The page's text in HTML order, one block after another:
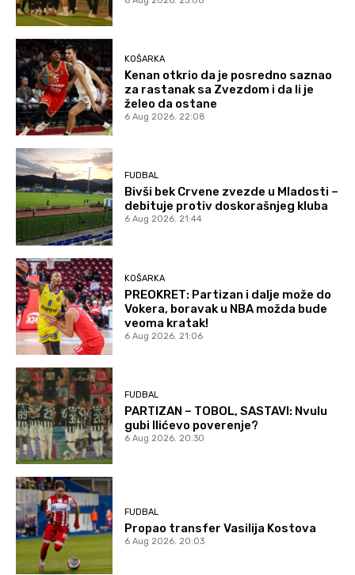
KOŠARKA
Kenan otkrio da je posredno saznao
za rastanak sa Zvezdom i da li je
želeo da ostane
6 Aug 2026. 22:08
FUDBAL
Bivši bek Crvene zvezde u Mladosti –
debituje protiv doskorašnjeg kluba
6 Aug 2026. 21:44
KOŠARKA
PREOKRET: Partizan i dalje može do
Vokera, boravak u NBA možda bude
veoma kratak!
6 Aug 2026. 21:06
FUDBAL
PARTIZAN – TOBOL, SASTAVI: Nvulu
gubi Ilićevo poverenje?
6 Aug 2026. 20:30
FUDBAL
Propao transfer Vasilija Kostova
6 Aug 2026. 20:03